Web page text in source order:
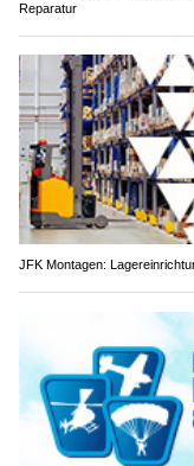
Reparatur
JFK Montagen: